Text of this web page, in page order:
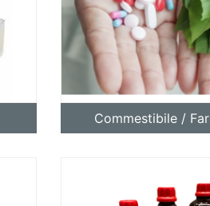
Commestibile /